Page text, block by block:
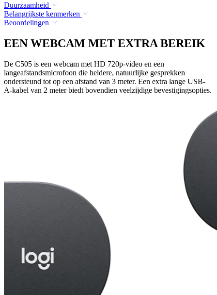
Duurzaamheid
Belangrijkste kenmerken
Beoordelingen
EEN WEBCAM MET EXTRA BEREIK
De C505 is een webcam met HD 720p-video en een
langeafstandsmicrofoon die heldere, natuurlijke gesprekken
ondersteund tot op een afstand van 3 meter. Een extra lange USB-
A-kabel van 2 meter biedt bovendien veelzijdige bevestigingsopties.